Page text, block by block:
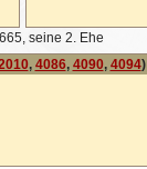
seine 2. Ehe
, 4086, 4090, 4094)